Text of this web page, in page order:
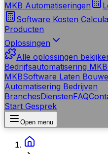
MKB Automatiseringen
Software Kosten
Producten
Oplossingen
Alle oplossingen
Bedrijfsautomatisering MKB
MKBSoftware Laten
Automatisering Bedrijven
BranchesDienstenFAQ
Start Gesprek
Open menu